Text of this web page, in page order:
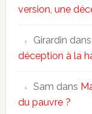
version, une
Girardin dans
déception à la
Sam dans
du pauvre ?